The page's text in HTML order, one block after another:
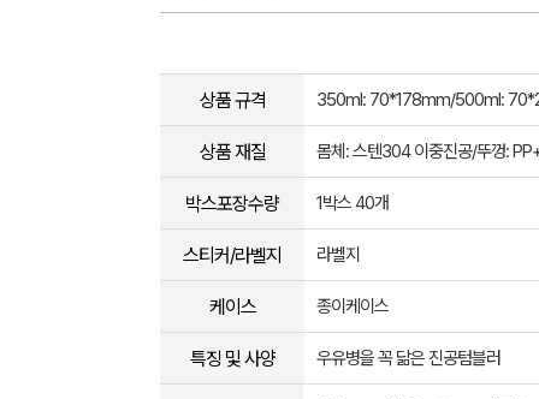
상품 규격 350ml: 70*178mm/500ml:
상품 재질 몸체: 스텐304 이중진공/뚜껑:
박스포장수량 1박스 40개
스티커/라벨지 라벨지
케이스 종이케이스
특징 및 사양 우유병을 꼭 닮은 진공텀블러